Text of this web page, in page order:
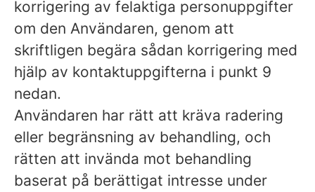
korrigering av felaktiga personuppgifter
om den Användaren, genom att
skriftligen begära sådan korrigering med
hjälp av kontaktuppgifterna i punkt 9
nedan.
Användaren har rätt att kräva radering
eller begränsning av behandling, och
rätten att invända mot behandling
baserat på berättigat intresse under